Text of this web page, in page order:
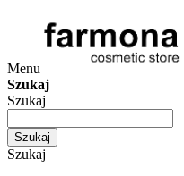
Menu
Szukaj
Szukaj
Szukaj
Szukaj